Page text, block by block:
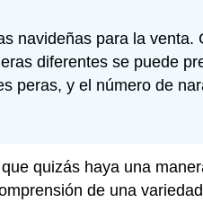
navideñas para la
diferentes se puede
peras, y el número de
quizás haya una
de una